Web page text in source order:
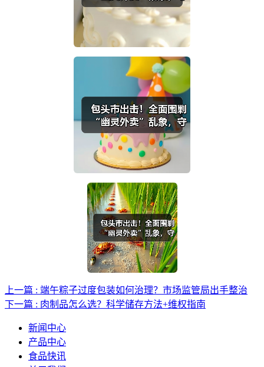
上一篇 : 端午粽子过度包装如何治理？市场监管局出手整治
下一篇 : 肉制品怎么选？科学储存方法+维权指南
新闻中心
产品中心
食品快讯